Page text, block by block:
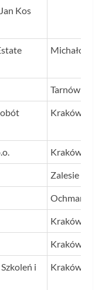
Kos
Michałowice
Tarnów
Kraków
Kraków
Zalesie
Ochmanów
Kraków
Kraków
i
Kraków